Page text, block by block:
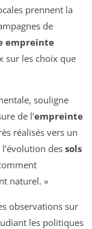
prennent la
de
empreinte
sur les choix que
souligne
de l’empreinte
réalisés vers un
dessols
naturel. »
observations sur
les politiques